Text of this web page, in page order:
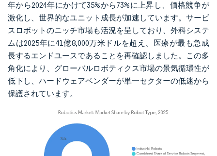
年から2024年にかけて35%から73%に上昇し、価格競争が
激化し、世界的なユニット成長が加速しています。サービ
スロボットのニッチ市場も活況を呈しており、外科システ
ムは2025年に41億8,000万米ドルを超え、医療が最も急成
長するエンドユースであることを再確認しました。この多
角化により、グローバルロボティクス市場の景気循環性が
低下し、ハードウェアベンダーが単一セクターの低迷から
保護されています。